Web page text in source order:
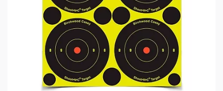
Обувь
Тактическое снаряжение
Высокоточная стрельба
Спортивная стрельба